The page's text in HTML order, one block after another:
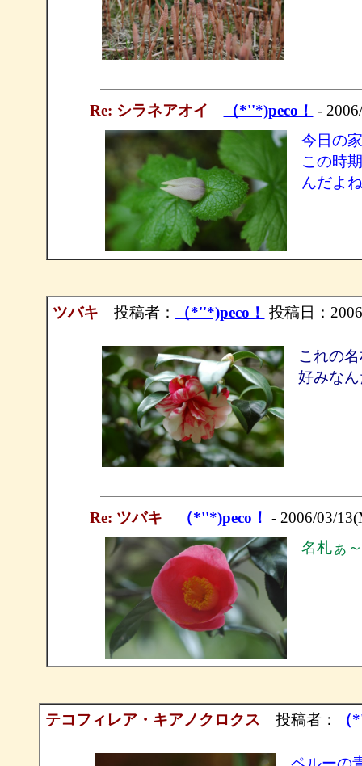
Re: シラネアオイ （*''*)peco！ -
今日の
この時
んだよ
ツバキ 投稿者： （*''*)peco！ 投稿日：
これの
好みな
Re: ツバキ （*''*)peco！ - 2006/03/
名札ぁ
テコフィレア・キアノクロクス 投稿者：